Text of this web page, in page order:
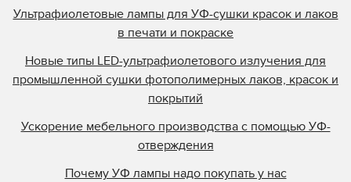
Ультрафиолетовые лампы для УФ-сушки красок и лаков
в печати и покраске
Новые типы LED-ультрафиолетового излучения для
промышленной сушки фотополимерных лаков, красок и
покрытий
Ускорение мебельного производства с помощью УФ-
отверждения
Почему УФ лампы надо покупать у нас